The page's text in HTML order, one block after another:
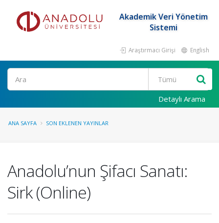
Akademik Veri Yönetim
Sistemi
Araştırmacı Girişi English
Ara
Detaylı Arama
ANA SAYFA SON EKLENEN YAYINLAR
Anadolu’nun Şifacı Sanatı:
Sirk (Online)